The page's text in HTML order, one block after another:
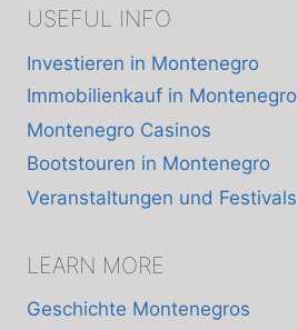
USEFUL INFO
Investieren in Montenegro
Immobilienkauf in Montenegro
Montenegro Casinos
Bootstouren in Montenegro
Veranstaltungen und Festivals
LEARN MORE
Geschichte Montenegros